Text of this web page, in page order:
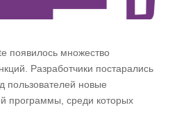
появилось множество
Разработчики постарались
пользователей новые
программы, среди которых